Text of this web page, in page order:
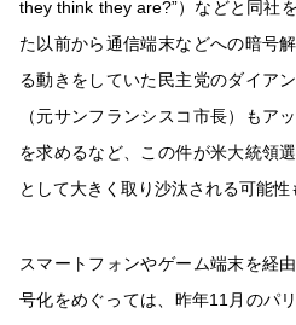
they think they are?”）などと同社
た以前から通信端末などへの暗号
る動きをしていた民主党のダイア
（元サンフランシスコ市長）もア
を求めるなど、この件が米大統領
として大きく取り沙汰される可能性
スマートフォンやゲーム端末を経
号化をめぐっては、昨年11月のパ